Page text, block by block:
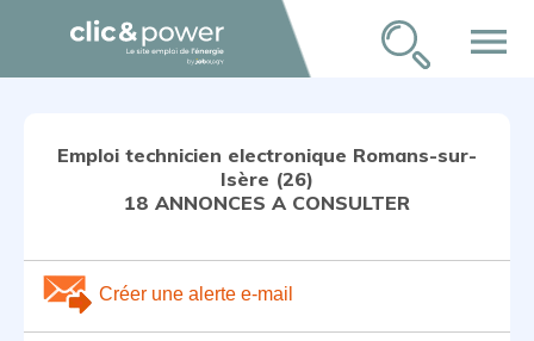
menu
Emploi technicien electronique Romans-sur-
Isère (26)
18 ANNONCES A CONSULTER
Créer une alerte e-mail